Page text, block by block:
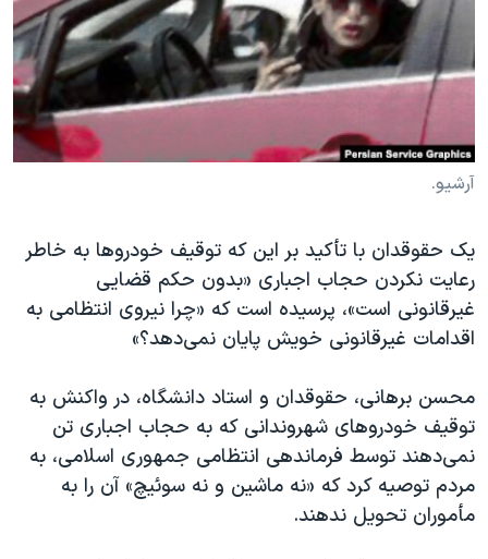
فرهنگ و زندگی
حقوق شهروندی
اقتصادی
علم و فناوری
اسرائیل در جنگ
آرشیو پخش زنده
مستندها
انتخابات ریاست جمهوری آمریکا ۲۰۲۴
حمله جمهوری اسلامی به اسرائیل
رمز مهسا
ورزش زنان در ایران
مجموعه مستندهای دادخواهی
تریبونال مردمی آبان ۹۸
دادگاه حمید نوری
قانون شفافیت دارائی کادر رهبری ایران
اعتراضات مردمی آبان ۹۸
اسرائیل در جنگ
نرگس محمدی برنده جایزه نوبل صلح
دنبال کنید
زبانهای مختلف
آرشیو.
یک حقوقدان با تأکید بر این که توقیف خودروها به خاطر
رعایت نکردن حجاب اجباری «بدون حکم قضایی
غیرقانونی است»، پرسیده است که «چرا نیروی انتظامی به
اقدامات غیرقانونی خویش پایان نمی‌دهد؟»
محسن برهانی، حقوقدان و استاد دانشگاه، در واکنش به
توقیف خودروهای شهروندانی که به حجاب اجباری تن
نمی‌دهند توسط فرماندهی انتظامی جمهوری اسلامی، به
مردم توصیه کرد که «نه ماشین و نه سوئیچ» آن را به
مأموران تحویل ندهند.